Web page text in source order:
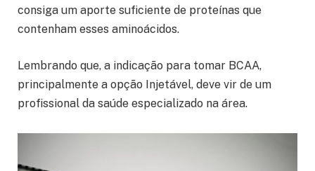
consiga um aporte suficiente de proteínas que
contenham esses aminoácidos.
Lembrando que, a indicação para tomar BCAA,
principalmente a opção Injetável, deve vir de um
profissional da saúde especializado na área.